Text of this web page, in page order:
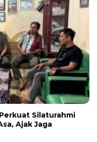
Silaturahmi
Ajak Jaga